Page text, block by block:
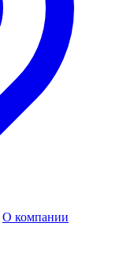
О компании